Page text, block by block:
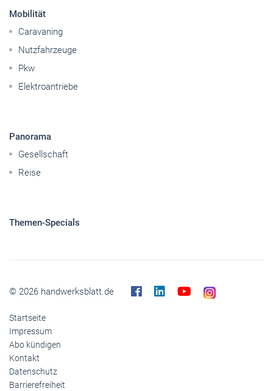
Mobilität
Caravaning
Nutzfahrzeuge
Pkw
Elektroantriebe
Panorama
Gesellschaft
Reise
Themen-Specials
© 2026 handwerksblatt.de
Startseite
Impressum
Abo kündigen
Kontakt
Datenschutz
Barrierefreiheit